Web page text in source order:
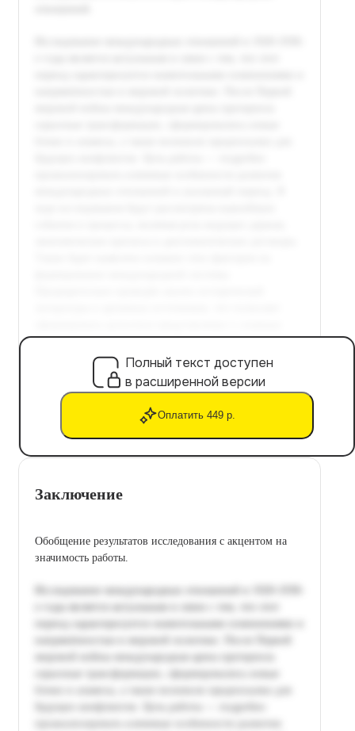
Полный текст доступен
в расширенной версии
Оплатить 449 р.
Заключение
Обобщение результатов исследования с акцентом на
значимость работы.